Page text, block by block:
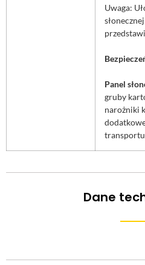
Uwaga:
Panel
gruby
narożniki
Dane